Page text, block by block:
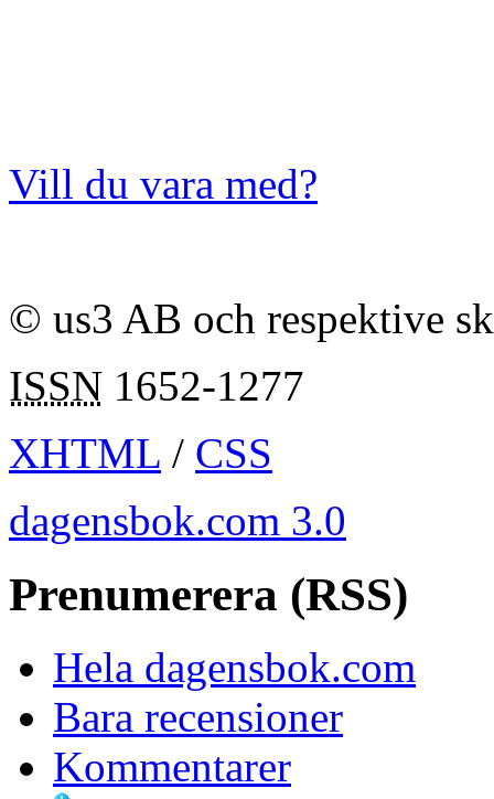
Vill du vara med?
© us3 AB och respektive
ISSN 1652-1277
XHTML / CSS
dagensbok.com 3.0
Prenumerera (RSS)
Hela dagensbok.com
Bara recensioner
Kommentarer